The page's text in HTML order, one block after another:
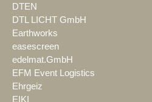
DTEN
DTL LICHT GmbH
Earthworks
easescreen
edelmat.GmbH
EFM Event Logistics
Ehrgeiz
EIKI